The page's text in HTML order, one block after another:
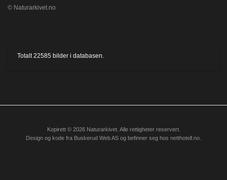
© Naturarkivet.no
Totalt 22585 bilder i databasen.
Kopirett © 2026 Naturarkivet. Alle rettigheter reservert.
Design og kode fra Buskerud Web AS og befinner seg hos netthotell.no